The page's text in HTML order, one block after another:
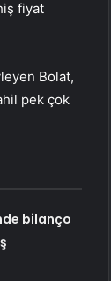
fiyat
Bolat,
pek çok
bilanço